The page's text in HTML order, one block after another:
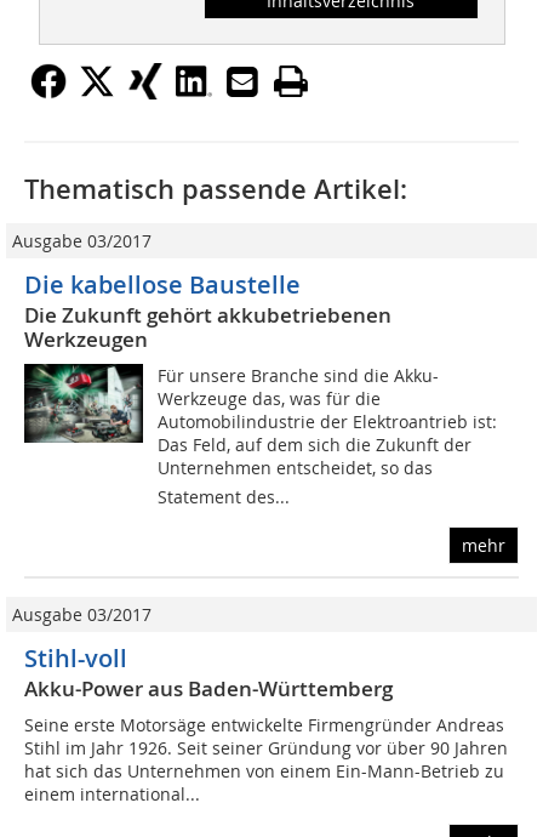
Thematisch passende Artikel:
Ausgabe 03/2017
Die kabellose Baustelle
Die Zukunft gehört akkubetriebenen
Werkzeugen
Für unsere Branche sind die Akku-
Werkzeuge das, was für die
Automobilindustrie der Elektroantrieb ist:
Das Feld, auf dem sich die Zukunft der
Unternehmen entscheidet, so das
Statement des...
mehr
Ausgabe 03/2017
Stihl-voll
Akku-Power aus Baden-Württemberg
Seine erste Motorsäge entwickelte Firmengründer Andreas
Stihl im Jahr 1926. Seit seiner Gründung vor über 90 Jahren
hat sich das Unternehmen von einem Ein-Mann-Betrieb zu
einem international...